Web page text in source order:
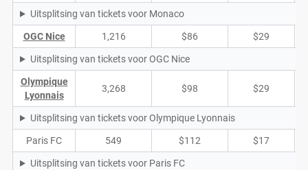
Uitsplitsing van tickets voor Monaco
OGC Nice 1,216 $86 $29
Uitsplitsing van tickets voor OGC Nice
Olympique
Lyonnais
3,268 $98 $29
Uitsplitsing van tickets voor Olympique Lyonnais
Paris FC 549 $112 $17
Uitsplitsing van tickets voor Paris FC